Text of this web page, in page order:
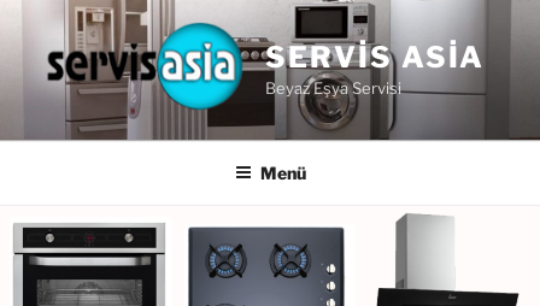
SERVIS ASIA
Beyaz Eşya Servisi
Menü